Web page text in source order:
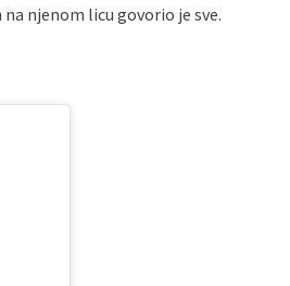
njenom licu govorio je sve.